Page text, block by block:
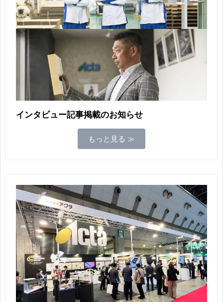
インタビュー記事掲載のお知らせ
もっと見る ≫